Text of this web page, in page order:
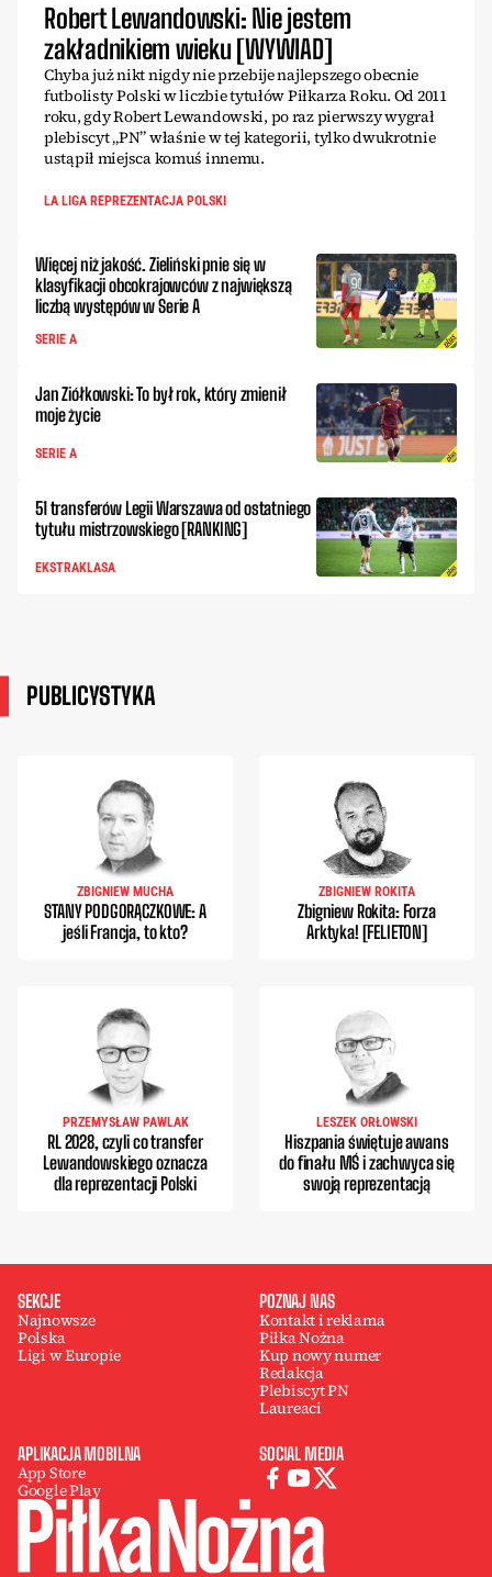
Robert Lewandowski: Nie jestem
zakładnikiem wieku [WYWIAD]
Chyba już nikt nigdy nie przebije najlepszego obecnie
futbolisty Polski w liczbie tytułów Piłkarza Roku. Od 2011
roku, gdy Robert Lewandowski, po raz pierwszy wygrał
plebiscyt „PN” właśnie w tej kategorii, tylko dwukrotnie
ustąpił miejsca komuś innemu.
LA LIGA REPREZENTACJA POLSKI
Więcej niż jakość. Zieliński pnie się w
klasyfikacji obcokrajowców z największą
liczbą występów w Serie A
SERIE A
Jan Ziółkowski: To był rok, który zmienił
moje życie
SERIE A
51 transferów Legii Warszawa od ostatniego
tytułu mistrzowskiego [RANKING]
EKSTRAKLASA
PUBLICYSTYKA
ZBIGNIEW MUCHA
STANY PODGORĄCZKOWE: A
jeśli Francja, to kto?
ZBIGNIEW ROKITA
Zbigniew Rokita: Forza
Arktyka! [FELIETON]
PRZEMYSŁAW PAWLAK
RL 2028, czyli co transfer
Lewandowskiego oznacza
dla reprezentacji Polski
LESZEK ORŁOWSKI
Hiszpania świętuje awans
do finału MŚ i zachwyca się
swoją reprezentacją
SEKCJE
Najnowsze
Polska
Ligi w Europie
POZNAJ NAS
Kontakt i reklama
Piłka Nożna
Kup nowy numer
Redakcja
Plebiscyt PN
Laureaci
APLIKACJA MOBILNA
App Store
Google Play
SOCIAL MEDIA